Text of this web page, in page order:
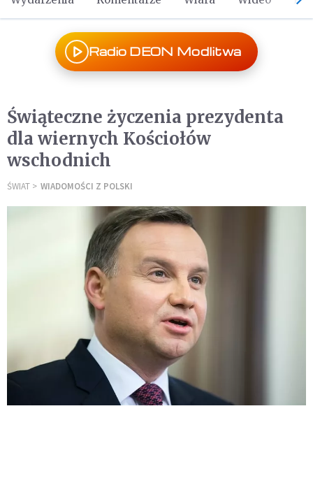
Radio DEON Modlitwa
Świąteczne życzenia prezydenta
dla wiernych Kościołów
wschodnich
ŚWIAT WIADOMOŚCI Z POLSKI